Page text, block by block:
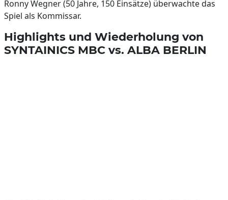
Ronny Wegner (50 Jahre, 150 Einsätze) überwachte das
Spiel als Kommissar.
Highlights und Wiederholung von
SYNTAINICS MBC vs. ALBA BERLIN